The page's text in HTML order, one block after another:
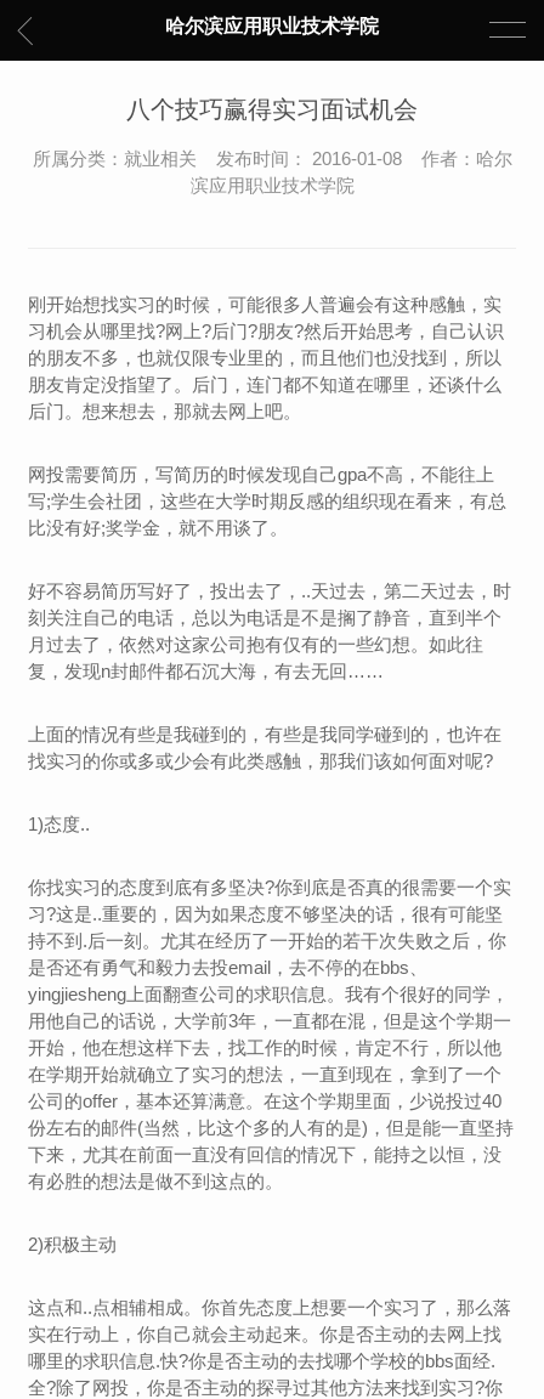
哈尔滨应用职业技术学院
八个技巧赢得实习面试机会
所属分类：就业相关 发布时间： 2016-01-08 作者：哈尔
滨应用职业技术学院
刚开始想找实习的时候，可能很多人普遍会有这种感触，实
习机会从哪里找?网上?后门?朋友?然后开始思考，自己认识
的朋友不多，也就仅限专业里的，而且他们也没找到，所以
朋友肯定没指望了。后门，连门都不知道在哪里，还谈什么
后门。想来想去，那就去网上吧。
网投需要简历，写简历的时候发现自己gpa不高，不能往上
写;学生会社团，这些在大学时期反感的组织现在看来，有总
比没有好;奖学金，就不用谈了。
好不容易简历写好了，投出去了，..天过去，第二天过去，时
刻关注自己的电话，总以为电话是不是搁了静音，直到半个
月过去了，依然对这家公司抱有仅有的一些幻想。如此往
复，发现n封邮件都石沉大海，有去无回……
上面的情况有些是我碰到的，有些是我同学碰到的，也许在
找实习的你或多或少会有此类感触，那我们该如何面对呢?
1)态度..
你找实习的态度到底有多坚决?你到底是否真的很需要一个实
习?这是..重要的，因为如果态度不够坚决的话，很有可能坚
持不到.后一刻。尤其在经历了一开始的若干次失败之后，你
是否还有勇气和毅力去投email，去不停的在bbs、
yingjiesheng上面翻查公司的求职信息。我有个很好的同学，
用他自己的话说，大学前3年，一直都在混，但是这个学期一
开始，他在想这样下去，找工作的时候，肯定不行，所以他
在学期开始就确立了实习的想法，一直到现在，拿到了一个
公司的offer，基本还算满意。在这个学期里面，少说投过40
份左右的邮件(当然，比这个多的人有的是)，但是能一直坚持
下来，尤其在前面一直没有回信的情况下，能持之以恒，没
有必胜的想法是做不到这点的。
2)积极主动
这点和..点相辅相成。你首先态度上想要一个实习了，那么落
实在行动上，你自己就会主动起来。你是否主动的去网上找
哪里的求职信息.快?你是否主动的去找哪个学校的bbs面经.
全?除了网投，你是否主动的探寻过其他方法来找到实习?你